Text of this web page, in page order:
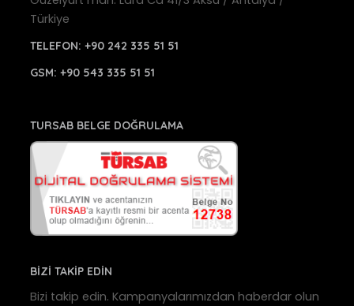
Türkiye
TELEFON: +90 242 335 51 51
GSM: +90 543 335 51 51
TURSAB BELGE DOĞRULAMA
BİZİ TAKİP EDİN
Bizi takip edin. Kampanyalarımızdan haberdar olun